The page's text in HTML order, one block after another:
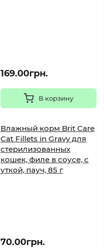
169.00грн.
В корзину
Влажный корм Brit Care
Cat Fillets in Gravy для
стерилизованных
кошек, филе в соусе, с
уткой, пауч, 85 г
70.00грн.